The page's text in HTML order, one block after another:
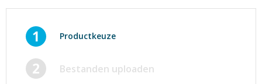
Posters
Rapporten/Verslagen
Certificaten/Diploma's
Visitekaartjes
1 Productkeuze
2 Bestanden uploaden